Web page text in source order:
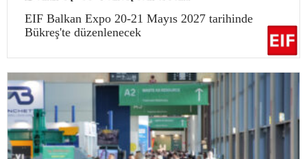
EIF Balkan Expo 20-21 Mayıs 2027 tarihinde
Bükreş'te düzenlenecek